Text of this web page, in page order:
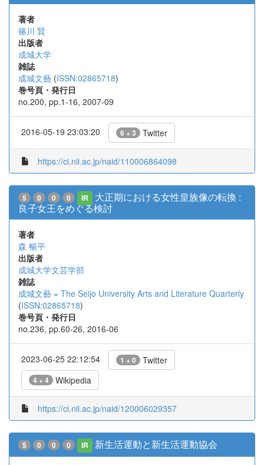
著者
篠川 賢
出版者
成城大学
雑誌
成城文藝 (ISSN:02865718)
巻号頁・発行日
no.200, pp.1-16, 2007-09
2016-05-19 23:03:20 6 + 3 Twitter
https://ci.nii.ac.jp/naid/110006864098
5 0 0 0 IR
大正期における女性皇族像の転換 :
良子女王をめぐる検討
著者
森 暢平
出版者
成城大学文芸学部
雑誌
成城文藝 = The Seijo University Arts and Literature Quarterly
(ISSN:02865718)
巻号頁・発行日
no.236, pp.60-26, 2016-06
2023-06-25 22:12:54 1 + 0 Twitter
4 + 4 Wikipedia
https://ci.nii.ac.jp/naid/120006029357
5 0 0 0 IR 新生活運動と新生活運動協会